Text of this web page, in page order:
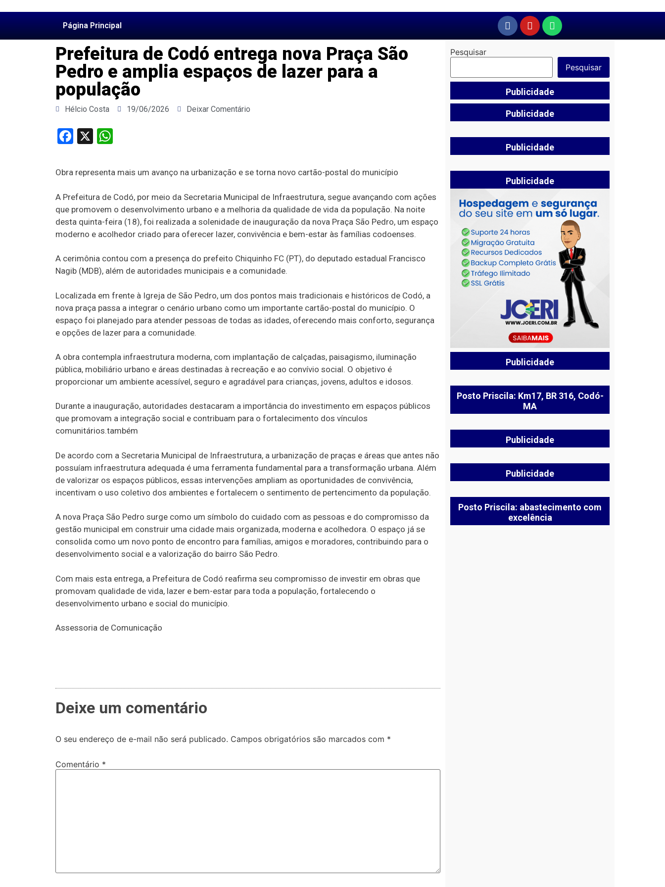
Página Principal
Prefeitura de Codó entrega nova Praça São
Pedro e amplia espaços de lazer para a
população
Hélcio Costa 19/06/2026 Deixar Comentário
Facebook
X
Obra representa mais um avanço na urbanização e se torna novo cartão-postal do município
A Prefeitura de Codó, por meio da Secretaria Municipal de Infraestrutura, segue avançando com ações
que promovem o desenvolvimento urbano e a melhoria da qualidade de vida da população. Na noite
desta quinta-feira (18), foi realizada a solenidade de inauguração da nova Praça São Pedro, um espaço
moderno e acolhedor criado para oferecer lazer, convivência e bem-estar às famílias codoenses.
A cerimônia contou com a presença do prefeito Chiquinho FC (PT), do deputado estadual Francisco
Nagib (MDB), além de autoridades municipais e a comunidade.
Localizada em frente à Igreja de São Pedro, um dos pontos mais tradicionais e históricos de Codó, a
nova praça passa a integrar o cenário urbano como um importante cartão-postal do município. O
espaço foi planejado para atender pessoas de todas as idades, oferecendo mais conforto, segurança
e opções de lazer para a comunidade.
A obra contempla infraestrutura moderna, com implantação de calçadas, paisagismo, iluminação
pública, mobiliário urbano e áreas destinadas à recreação e ao convívio social. O objetivo é
proporcionar um ambiente acessível, seguro e agradável para crianças, jovens, adultos e idosos.
Durante a inauguração, autoridades destacaram a importância do investimento em espaços públicos
que promovam a integração social e contribuam para o fortalecimento dos vínculos
comunitários.também
De acordo com a Secretaria Municipal de Infraestrutura, a urbanização de praças e áreas que antes não
possuíam infraestrutura adequada é uma ferramenta fundamental para a transformação urbana. Além
de valorizar os espaços públicos, essas intervenções ampliam as oportunidades de convivência,
incentivam o uso coletivo dos ambientes e fortalecem o sentimento de pertencimento da população.
A nova Praça São Pedro surge como um símbolo do cuidado com as pessoas e do compromisso da
gestão municipal em construir uma cidade mais organizada, moderna e acolhedora. O espaço já se
consolida como um novo ponto de encontro para famílias, amigos e moradores, contribuindo para o
desenvolvimento social e a valorização do bairro São Pedro.
Com mais esta entrega, a Prefeitura de Codó reafirma seu compromisso de investir em obras que
promovam qualidade de vida, lazer e bem-estar para toda a população, fortalecendo o
desenvolvimento urbano e social do município.
Assessoria de Comunicação
Deixe um comentário
O seu endereço de e-mail não será publicado. Campos obrigatórios são marcados com *
Comentário *
Pesquisar
Pesquisar
Publicidade
Publicidade
Publicidade
Publicidade
Publicidade
Posto Priscila: Km17, BR 316, Codó-
MA
Publicidade
Publicidade
Posto Priscila: abastecimento com
excelência